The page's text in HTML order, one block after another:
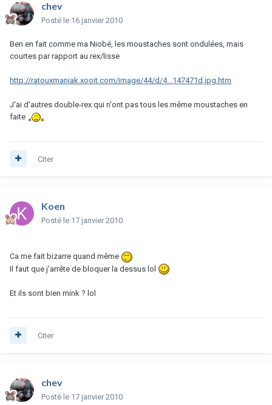
chev
Posté le 16 janvier 2010
Ben en fait comme ma Niobé, les moustaches sont ondulées, mais
courtes par rapport au rex/lisse
http://ratouxmaniak.xooit.com/image/44/d/4...147471d.jpg.htm
J'ai d'autres double-rex qui n'ont pas tous les même moustaches en
faite
Citer
Koen
Posté le 17 janvier 2010
Ca me fait bizarre quand même
Il faut que j'arrête de bloquer la dessus lol
Et ils sont bien mink ? lol
Citer
chev
Posté le 17 janvier 2010